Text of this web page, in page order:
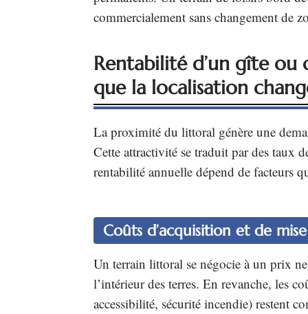
commercialement sans changement de
Rentabilité d’un gîte
que la localisation
La proximité du littoral génère une
Cette attractivité se traduit par des taux
rentabilité annuelle dépend de facteurs
Coûts d’acquisition et de
Un terrain littoral se négocie à un prix
l’intérieur des terres. En revanche, les
accessibilité, sécurité incendie) restent